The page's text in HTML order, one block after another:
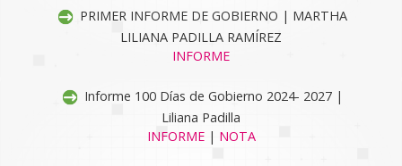
PRIMER INFORME DE GOBIERNO | MARTHA
LILIANA PADILLA RAMÍREZ
INFORME
Informe 100 Días de Gobierno 2024- 2027 |
Liliana Padilla
INFORME| NOTA